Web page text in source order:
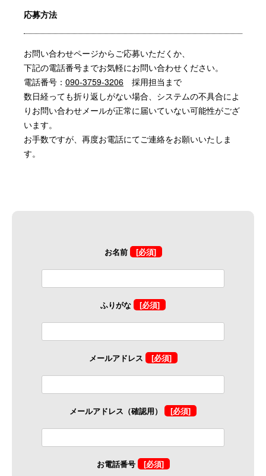
応募方法
お問い合わせページからご応募いただくか、
下記の電話番号までお気軽にお問い合わせください。
電話番号： 090-3759-3206 採用担当まで
数日経っても折り返しがない場合、システムの不具合によ
りお問い合わせメールが正常に届いていない可能性がござ
います。
お手数ですが、再度お電話にてご連絡をお願いいたしま
す。
お名前 [必須]
ふりがな [必須]
メールアドレス [必須]
メールアドレス（確認用） [必須]
お電話番号 [必須]